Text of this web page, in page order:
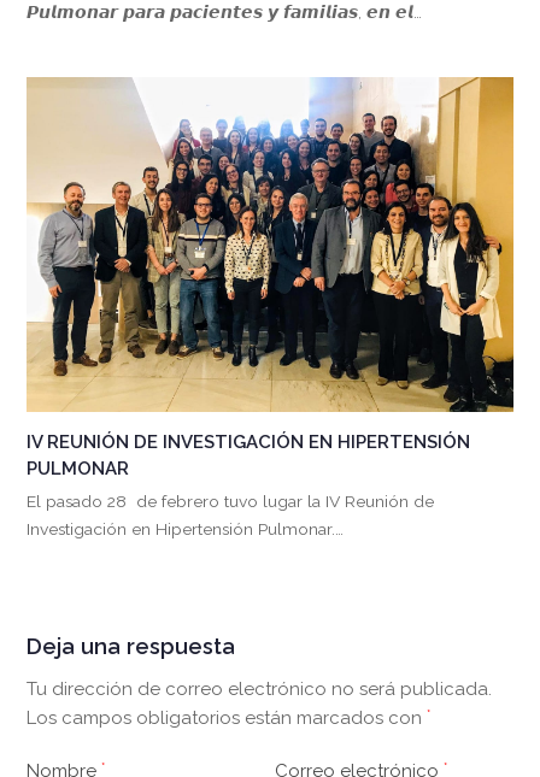
𝙋𝙪𝙡𝙢𝙤𝙣𝙖𝙧 𝙥𝙖𝙧𝙖 𝙥𝙖𝙘𝙞𝙚𝙣𝙩𝙚𝙨 𝙮 𝙛𝙖𝙢𝙞𝙡𝙞𝙖𝙨, 𝙚𝙣 𝙚𝙡…
IV REUNIÓN DE INVESTIGACIÓN EN HIPERTENSIÓN
PULMONAR
El pasado 28 de febrero tuvo lugar la IV Reunión de
Investigación en Hipertensión Pulmonar.…
Deja una respuesta
Tu dirección de correo electrónico no será publicada.
Los campos obligatorios están marcados con*
Nombre* Correo electrónico*